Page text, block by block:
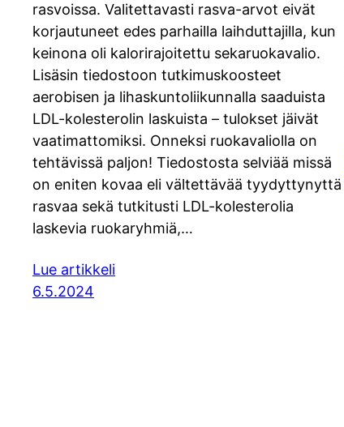
rasvoissa. Valitettavasti rasva-arvot eivät
korjautuneet edes parhailla laihduttajilla, kun
keinona oli kalorirajoitettu sekaruokavalio.
Lisäsin tiedostoon tutkimuskoosteet
aerobisen ja lihaskuntoliikunnalla saaduista
LDL-kolesterolin laskuista – tulokset jäivät
vaatimattomiksi. Onneksi ruokavaliolla on
tehtävissä paljon! Tiedostosta selviää missä
on eniten kovaa eli vältettävää tyydyttynyttä
rasvaa sekä tutkitusti LDL-kolesterolia
laskevia ruokaryhmiä,…
Lue artikkeli
6.5.2024